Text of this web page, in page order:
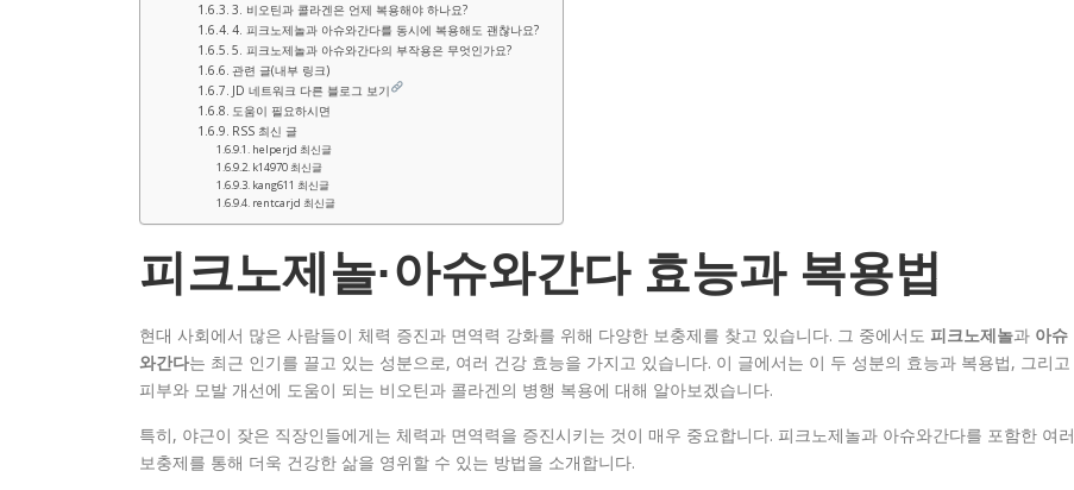
3. 비오틴과 콜라겐은 언제 복용해야 하나요?
4. 피크노제놀과 아슈와간다를 동시에 복용해도 괜찮나요?
5. 피크노제놀과 아슈와간다의 부작용은 무엇인가요?
관련 글(내부 링크)
JD 네트워크 다른 블로그 보기
도움이 필요하시면
RSS 최신 글
helperjd 최신글
k14970 최신글
kang611 최신글
rentcarjd 최신글
피크노제놀·아슈와간다 효능과 복용법
현대 사회에서 많은 사람들이 체력 증진과 면역력 강화를 위해 다양한 보충제를 찾고 있습니다. 그 중에서도 피크노제놀과 아슈
와간다는 최근 인기를 끌고 있는 성분으로, 여러 건강 효능을 가지고 있습니다. 이 글에서는 이 두 성분의 효능과 복용법, 그리고
피부와 모발 개선에 도움이 되는 비오틴과 콜라겐의 병행 복용에 대해 알아보겠습니다.
특히, 야근이 잦은 직장인들에게는 체력과 면역력을 증진시키는 것이 매우 중요합니다. 피크노제놀과 아슈와간다를 포함한 여러
보충제를 통해 더욱 건강한 삶을 영위할 수 있는 방법을 소개합니다.